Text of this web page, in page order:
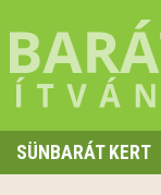
SÜNBARÁT KERT